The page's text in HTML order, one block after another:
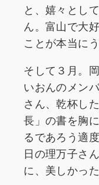
と、嬉々とし
ん。富山で大
ことが本当に
そして３月。
いおんのメン
さん、乾杯し
長」の書を胸
るであろう適
日の理万子さ
に、美しかった